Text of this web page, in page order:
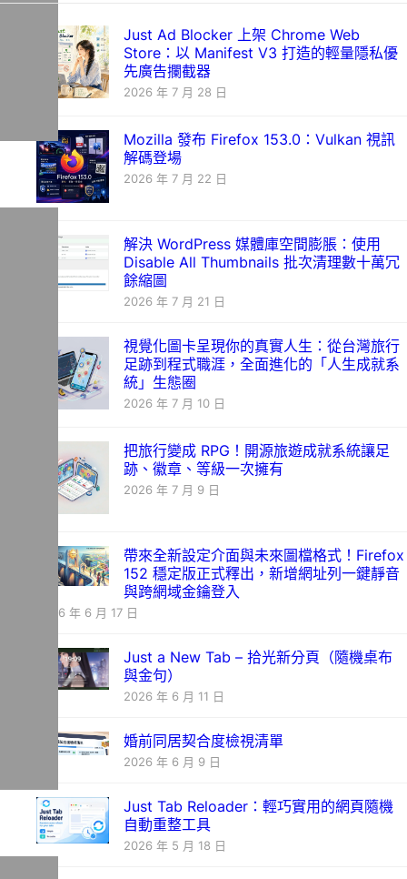
Just Ad Blocker 上架 Chrome Web
Store：以 Manifest V3 打造的輕量隱私優
先廣告攔截器
2026 年 7 月 28 日
Mozilla 發布 Firefox 153.0：Vulkan 視訊
解碼登場
2026 年 7 月 22 日
解決 WordPress 媒體庫空間膨脹：使用
Disable All Thumbnails 批次清理數十萬冗
餘縮圖
2026 年 7 月 21 日
視覺化圖卡呈現你的真實人生：從台灣旅行
足跡到程式職涯，全面進化的「人生成就系
統」生態圈
2026 年 7 月 10 日
把旅行變成 RPG！開源旅遊成就系統讓足
跡、徽章、等級一次擁有
2026 年 7 月 9 日
帶來全新設定介面與未來圖檔格式！Firefox
152 穩定版正式釋出，新增網址列一鍵靜音
與跨網域金鑰登入
2026 年 6 月 17 日
Just a New Tab – 拾光新分頁（隨機桌布
與金句）
2026 年 6 月 11 日
婚前同居契合度檢視清單
2026 年 6 月 9 日
Just Tab Reloader：輕巧實用的網頁隨機
自動重整工具
2026 年 5 月 18 日